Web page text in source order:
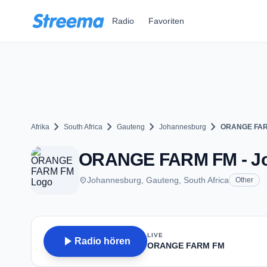
Radio Favoriten
Afrika chevron_right South Africa chevron_right Gauteng chevron_right Johannesburg chevron_right ORANGE
ORANGE FARM FM -
placeJohannesburg, Gauteng, South Africa Other
play_arrow Radio hören
LIVE
ORANGE FARM FM